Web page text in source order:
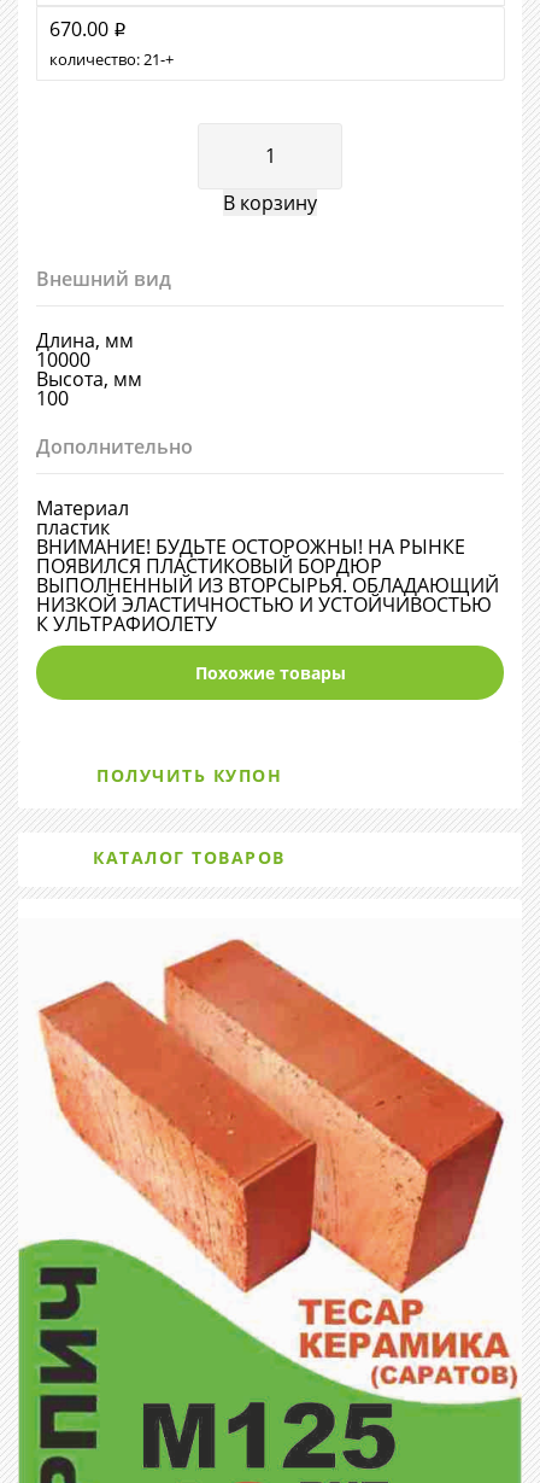
670.00 i
количество:21 +
Внешний вид
Длина, мм
10000
Высота, мм
100
Дополнительно
Материал
пластик
ВНИМАНИЕ! БУДЬТЕ ОСТОРОЖНЫ! НА РЫНКЕ
ПОЯВИЛСЯ ПЛАСТИКОВЫЙ БОРДЮР
ВЫПОЛНЕННЫЙ ИЗ ВТОРСЫРЬЯ. ОБЛАДАЮЩИЙ
НИЗКОЙ ЭЛАСТИЧНОСТЬЮ И УСТОЙЧИВОСТЬЮ
К УЛЬТРАФИОЛЕТУ
Похожие товары
ПОЛУЧИТЬ КУПОН
КАТАЛОГ ТОВАРОВ